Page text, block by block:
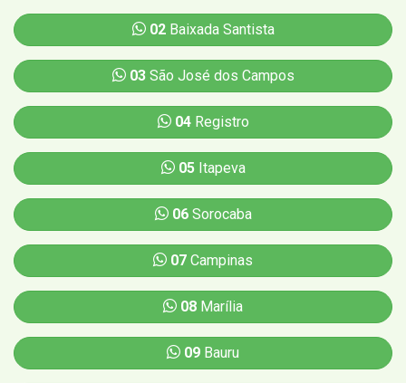
02Baixada Santista
03São José dos Campos
04Registro
05Itapeva
06Sorocaba
07 Campinas
08 Marília
09 Bauru